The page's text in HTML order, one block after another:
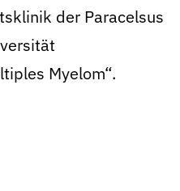
der Paracelsus
Myelom“.